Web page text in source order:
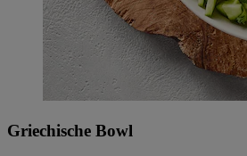
Griechische Bowl